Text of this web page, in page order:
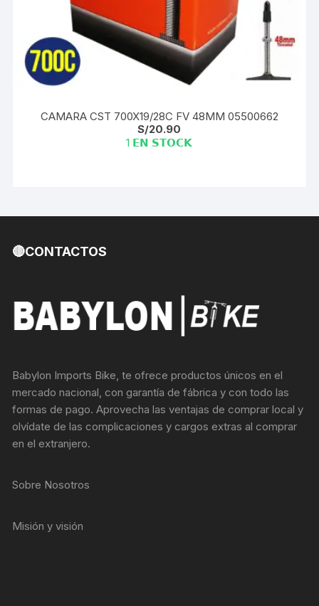
CAMARA CST 700X19/28C FV 48MM 05500662
S/20.90
1 𝗘𝗡 𝗦𝗧𝗢𝗖𝗞
🔴CONTACTOS
Babylon Imports Bike, te ofrece productos únicos en el
mercado nacional, con garantía de fábrica y con todo las
formas de pago. Aprovecha las ventajas de comprar local y
olvídate de las complicaciones y cargos extras al comprar
en el extranjero.
Sobre Nosotros
Misión y visión